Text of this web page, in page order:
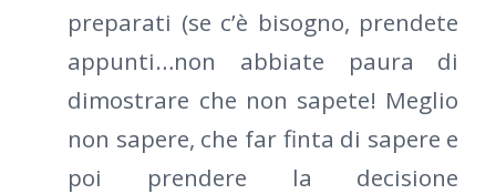
preparati (se c’è bisogno, prendete
appunti…non abbiate paura di
dimostrare che non sapete! Meglio
non sapere, che far finta di sapere e
poi prendere la decisione